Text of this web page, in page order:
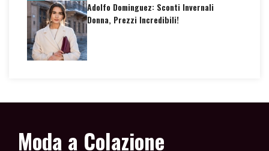
Adolfo Dominguez: Sconti Invernali
Donna, Prezzi Incredibili!
Moda a Colazione